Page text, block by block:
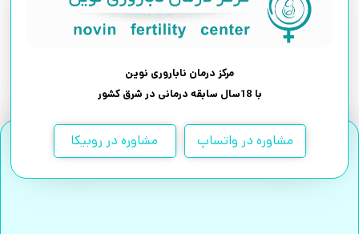
مرکز درمان ناباروری نوین
با 18سال سابقه درمانی در شرق کشور
مشاوره در واتساپ مشاوره در روبیکا